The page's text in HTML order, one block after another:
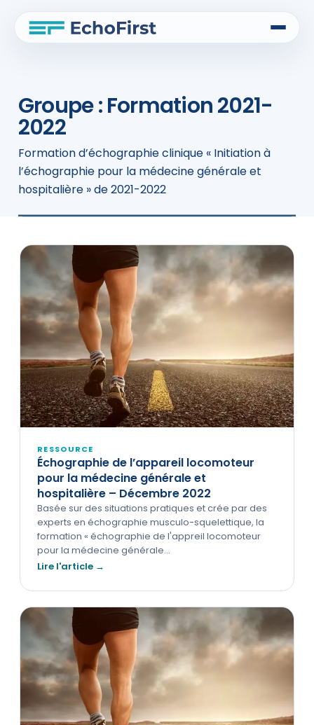
Groupe :Formation 2021-
2022
Formation d’échographie clinique « Initiation à
l’échographie pour la médecine générale et
hospitalière » de 2021-2022
RESSOURCE
Échographie de l’appareil locomoteur
pour la médecine générale et
hospitalière – Décembre 2022
Basée sur des situations pratiques et crée par des
experts en échographie musculo-squelettique, la
formation « échographie de l'appreil locomoteur
pour la médecine générale…
Lire l'article →